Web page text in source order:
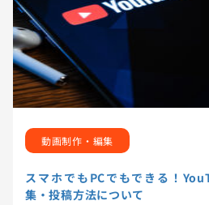
動画制作・編集
スマホでもPCでもできる！
集・投稿方法について